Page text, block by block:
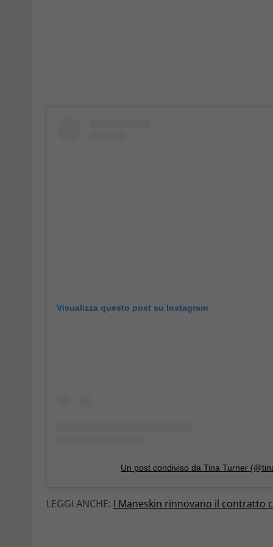
Visualizza questo post su Instagram
Un post condiviso da Tina Turner
LEGGI ANCHE: I Maneskin rinnovano il contratto